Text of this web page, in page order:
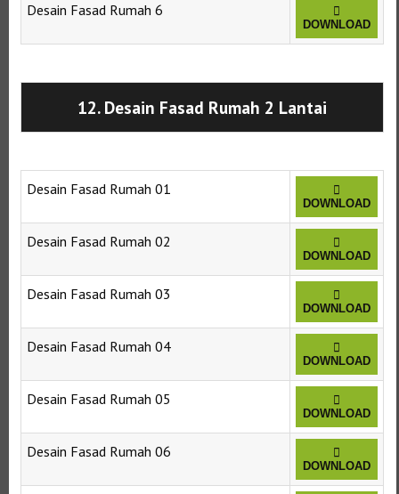
Desain Fasad Rumah 6
DOWNLOAD
12. Desain Fasad Rumah 2 Lantai
Desain Fasad Rumah 01
DOWNLOAD
Desain Fasad Rumah 02
DOWNLOAD
Desain Fasad Rumah 03
DOWNLOAD
Desain Fasad Rumah 04
DOWNLOAD
Desain Fasad Rumah 05
DOWNLOAD
Desain Fasad Rumah 06
DOWNLOAD